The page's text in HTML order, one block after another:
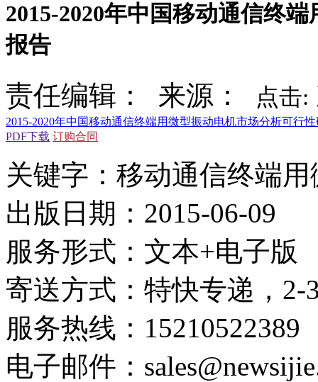
2015-2020年中国移动通信终
报告
责任编辑： 来源： 点击:
2015-2020年中国移动通信终端用微型振动电机市场分析可行
PDF下载 订购合同
关键字：移动通信终端
出版日期：2015-06-09
服务形式：文本+电子版
寄送方式：特快专递，2-
服务热线：15210522389
电子邮件：